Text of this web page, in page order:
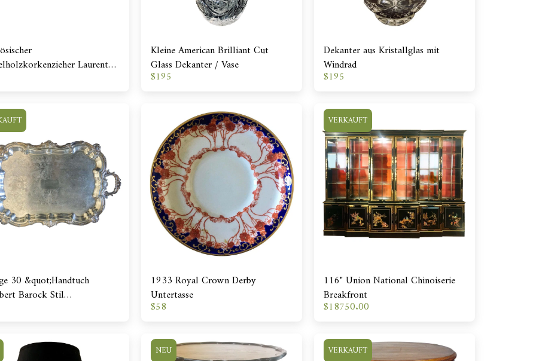
Laurent
Kleine American Brilliant Cut
Glass Dekanter / Vase
$195
Dekanter aus Kristallglas mit
Windrad
$195
30 &quot;Handtuch
Barock Stil
1933 Royal Crown Derby
Untertasse
$58
VERKAUFT
116" Union National Chinoiserie
Breakfront
$18750.00
NEU VERKAUFT